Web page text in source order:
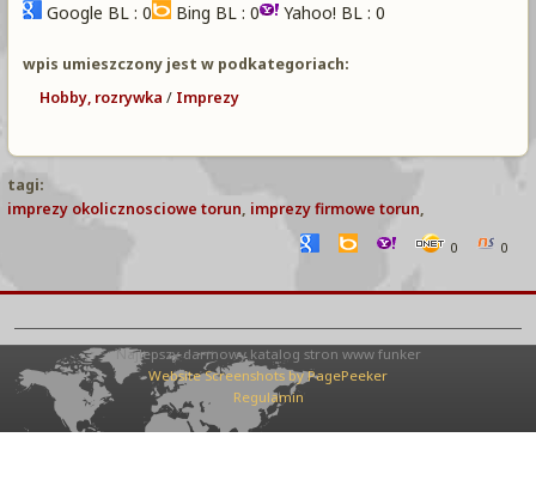
Google BL : 0
Bing BL : 0 Yahoo! BL : 0
wpis umieszczony jest w podkategoriach:
Hobby, rozrywka / Imprezy
tagi:
imprezy okolicznosciowe torun, imprezy firmowe torun,
0 0
Najlepszy darmowy katalog stron www funker
Website Screenshots by PagePeeker
Regulamin